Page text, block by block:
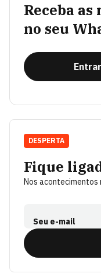
Receba
no seu
Fique
Nos acontecimentos
Seu e-mail
DESPERTA